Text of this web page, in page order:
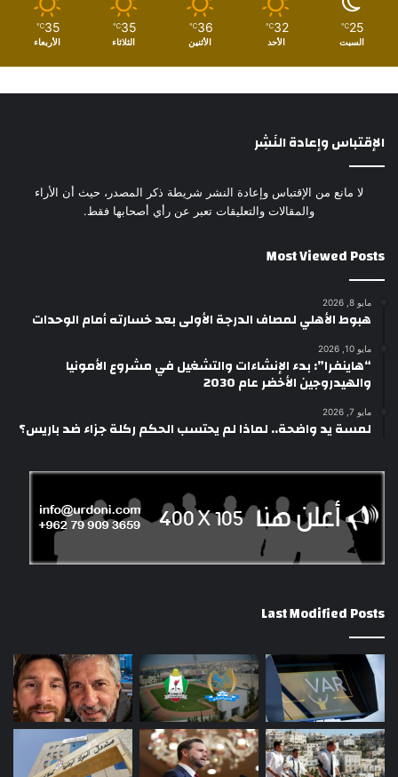
25
℃
السبت
32
℃
الأحد
36
℃
الأثنين
35
℃
الثلاثاء
35
℃
الأربعاء
الإقتباس وإعادة النَشِر
لا مانع من الإقتباس وإعادة النشر شريطة ذكر المصدر، حيث أن الأراء
والمقالات والتعليقات تعبر عن رأي أصحابها فقط.
Most Viewed Posts
مايو 8, 2026
هبوط الأهلي لمصاف الدرجة الأولى بعد خسارته أمام الوحدات
مايو 10, 2026
“هاينفرا”: بدء الإنشاءات والتشغيل في مشروع الأمونيا
والهيدروجين الأخضر عام 2030
مايو 7, 2026
لمسة يد واضحة.. لماذا لم يحتسب الحكم ركلة جزاء ضد باريس؟
Last Modified Posts